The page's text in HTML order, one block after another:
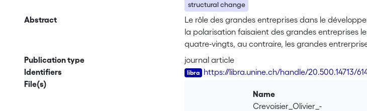
structural change
Abstract
Le rôle des grandes entreprises dans le
la polarisation faisaient des grandes entreprises
quatre-vingts, au contraire, les grandes
vouloir trancher le débat, cet article montre que
précisément la capacité d’être tout à la fois «
des dynamiques régionales d’innovation. La
entre la région d’Arc jurassion et la Société
clés pour comprendre de manière dynamique
Publication type
journal article
Identifiers
https://libra.unine.ch/handle/20.500.14713/
File(s)
Name
Crevoisier_Olivier_-